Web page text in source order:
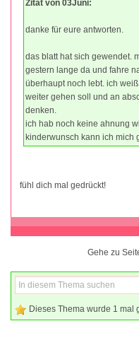
Zitat von 03Juni:
danke für eure antworten.
das blatt hat sich gewendet.
gestern lange da und fahre
überhaupt noch lebt. ich
weiter gehen soll und an
denken.
ich hab noch keine ahnung
kinderwunsch kann ich mich
fühl dich mal gedrückt!
Gehe zu
Dieses Thema wurde 1 mal